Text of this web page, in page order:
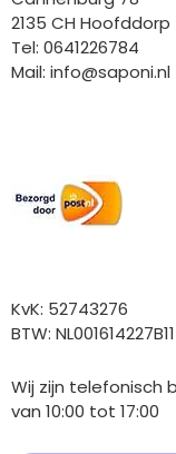
2135 CH Hoofddorp
Tel: 0641226784
Mail: info@saponi.nl
KvK: 52743276
BTW: NL001614227B11
Wij zijn telefonisch
van 10:00 tot 17:00